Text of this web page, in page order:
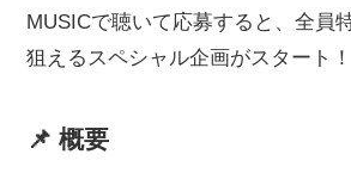
MUSICで聴いて応募すると、全員
狙えるスペシャル企画がスタート！
📌 概要